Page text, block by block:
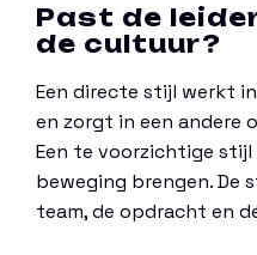
Past de
de cultuur?
Een directe stijl werkt
en zorgt in een andere
Een te voorzichtige
beweging brengen. De
team, de opdracht en